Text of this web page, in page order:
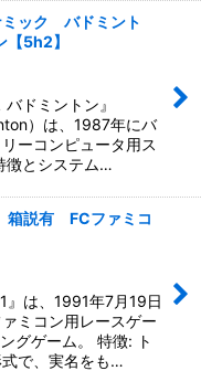
ミック バドミント
5h2】
ドミントン』
）は、1987年にバ
ーコンピュータ用ス
徴とシステム…
箱説有 FCファミコ
』は、1991年7月19日
ミコン用レースゲー
グゲーム。 特徴: ト
で、実名をも…